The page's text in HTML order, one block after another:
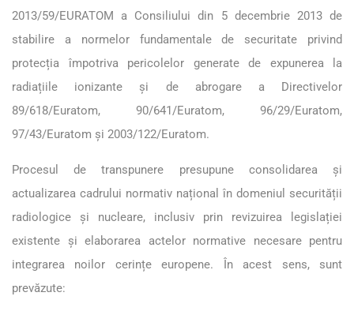
2013/59/EURATOM a Consiliului din 5 decembrie 2013 de
stabilire a normelor fundamentale de securitate privind
protecția împotriva pericolelor generate de expunerea la
radiațiile ionizante și de abrogare a Directivelor
89/618/Euratom, 90/641/Euratom, 96/29/Euratom,
97/43/Euratom și 2003/122/Euratom.
Procesul de transpunere presupune consolidarea și
actualizarea cadrului normativ național în domeniul securității
radiologice și nucleare, inclusiv prin revizuirea legislației
existente și elaborarea actelor normative necesare pentru
integrarea noilor cerințe europene. În acest sens, sunt
prevăzute: